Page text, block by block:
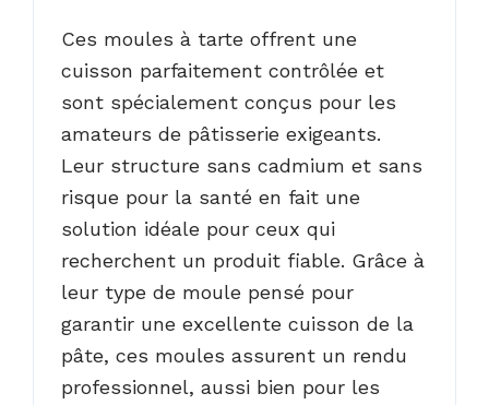
Ces moules à tarte offrent une
cuisson parfaitement contrôlée et
sont spécialement conçus pour les
amateurs de pâtisserie exigeants.
Leur structure sans cadmium et sans
risque pour la santé en fait une
solution idéale pour ceux qui
recherchent un produit fiable. Grâce à
leur type de moule pensé pour
garantir une excellente cuisson de la
pâte, ces moules assurent un rendu
professionnel, aussi bien pour les